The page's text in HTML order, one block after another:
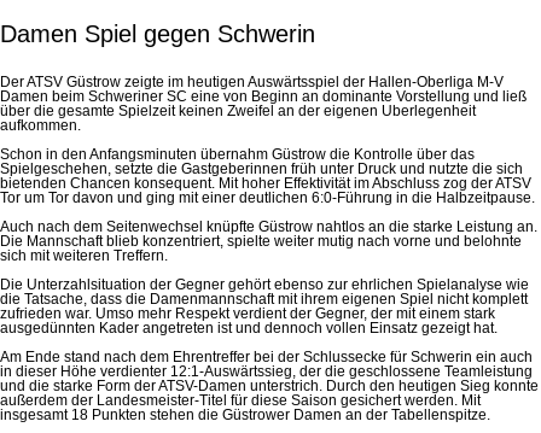
Damen Spiel gegen Schwerin
Der ATSV Güstrow zeigte im heutigen Auswärtsspiel der Hallen-Oberliga M-V
Damen beim Schweriner SC eine von Beginn an dominante Vorstellung und ließ
über die gesamte Spielzeit keinen Zweifel an der eigenen Uberlegenheit
aufkommen.
Schon in den Anfangsminuten übernahm Güstrow die Kontrolle über das
Spielgeschehen, setzte die Gastgeberinnen früh unter Druck und nutzte die sich
bietenden Chancen konsequent. Mit hoher Effektivität im Abschluss zog der ATSV
Tor um Tor davon und ging mit einer deutlichen 6:0-Führung in die Halbzeitpause.
Auch nach dem Seitenwechsel knüpfte Güstrow nahtlos an die starke Leistung an.
Die Mannschaft blieb konzentriert, spielte weiter mutig nach vorne und belohnte
sich mit weiteren Treffern.
Die Unterzahlsituation der Gegner gehört ebenso zur ehrlichen Spielanalyse wie
die Tatsache, dass die Damenmannschaft mit ihrem eigenen Spiel nicht komplett
zufrieden war. Umso mehr Respekt verdient der Gegner, der mit einem stark
ausgedünnten Kader angetreten ist und dennoch vollen Einsatz gezeigt hat.
Am Ende stand nach dem Ehrentreffer bei der Schlussecke für Schwerin ein auch
in dieser Höhe verdienter 12:1-Auswärtssieg, der die geschlossene Teamleistung
und die starke Form der ATSV-Damen unterstrich. Durch den heutigen Sieg konnte
außerdem der Landesmeister-Titel für diese Saison gesichert werden. Mit
insgesamt 18 Punkten stehen die Güstrower Damen an der Tabellenspitze.